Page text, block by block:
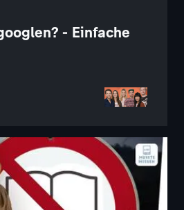
- Einfache